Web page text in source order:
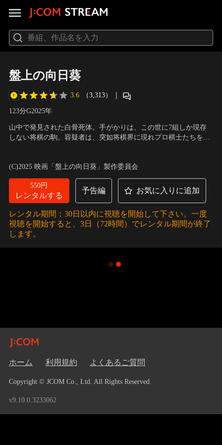
盤上の向日葵
3.6 （3,313） ｜
123分G2025年
山中で発見された白骨死体。手がかりは、この世に7組しか現存
しない将棋の駒。容疑者は、突如将棋界に現れプロ棋士たちを圧
やがて、謎に包まれた桂介の生い立ちが明らかになる。それは、
想像を絶する過酷なものだった...。
人
(C)2025 映画「盤上の向日葵」製作委員会
550円
レンタルする
予告編 お気に入りに追加
レンタル期間：30日以内に視聴を開始して下さい。一度
視聴を開始すると、3日（72時間）でレンタル期間が終了
します。
ホーム 利用規約 よくあるご質問
Copyright © JCOM Co., Ltd. All Rights Reserved.
v9.10.0.3233062